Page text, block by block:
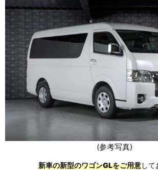
(参考写真)
新車の新型のワゴンGLをご用意して